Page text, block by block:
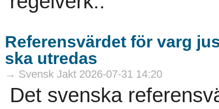
Referensvärdet för varg
ska utredas
→ Svensk Jakt 2026-07-31 14:20
Det svenska